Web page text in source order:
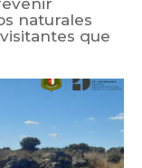
naturales
que